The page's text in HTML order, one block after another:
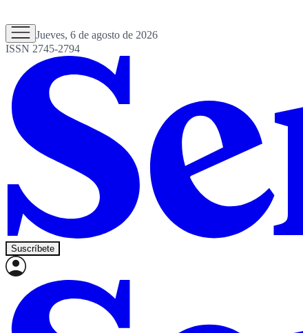
Jueves, 6 de agosto de 2026
ISSN 2745-2794
Suscríbete